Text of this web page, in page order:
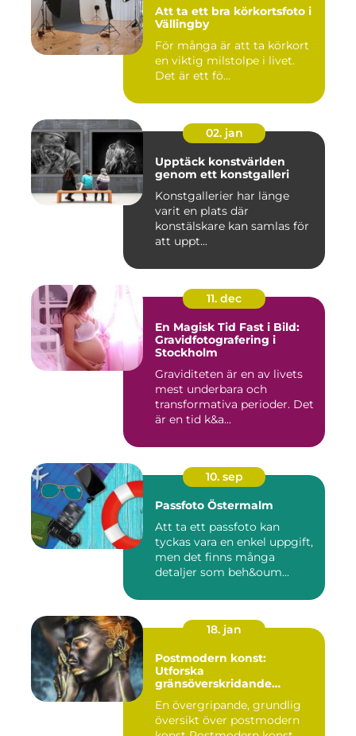
Att ta ett bra körkortsfoto i
Vällingby
För många är att ta körkort
en viktig milstolpe i livet.
Det är ett fö...
02. jan
Upptäck konstvärlden
genom ett konstgalleri
Konstgallerier har länge
varit en plats där
konstälskare kan samlas för
att uppt...
11. dec
En Magisk Tid Fast i Bild:
Gravidfotografering i
Stockholm
Graviditeten är en av livets
mest underbara och
transformativa perioder. Det
är en tid k&a...
10. sep
Passfoto Östermalm
Att ta ett passfoto kan
tyckas vara en enkel uppgift,
men det finns många
detaljer som beh&oum...
18. jan
Postmodern konst:
Utforska
gränsöverskridande
En övergripande, grundlig
översikt över postmodern